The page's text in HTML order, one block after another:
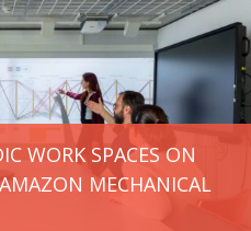
WORK SPACES ON
MECHANICAL